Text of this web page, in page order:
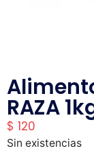
RAZA
$ 120
Sin existencias